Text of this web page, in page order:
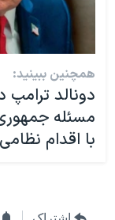
همچنین ببینید:
دونالد ترامپ
مسئله
با اقدام